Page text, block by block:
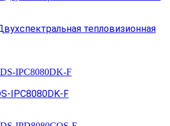
тепловизионная
IPC8080DK-F